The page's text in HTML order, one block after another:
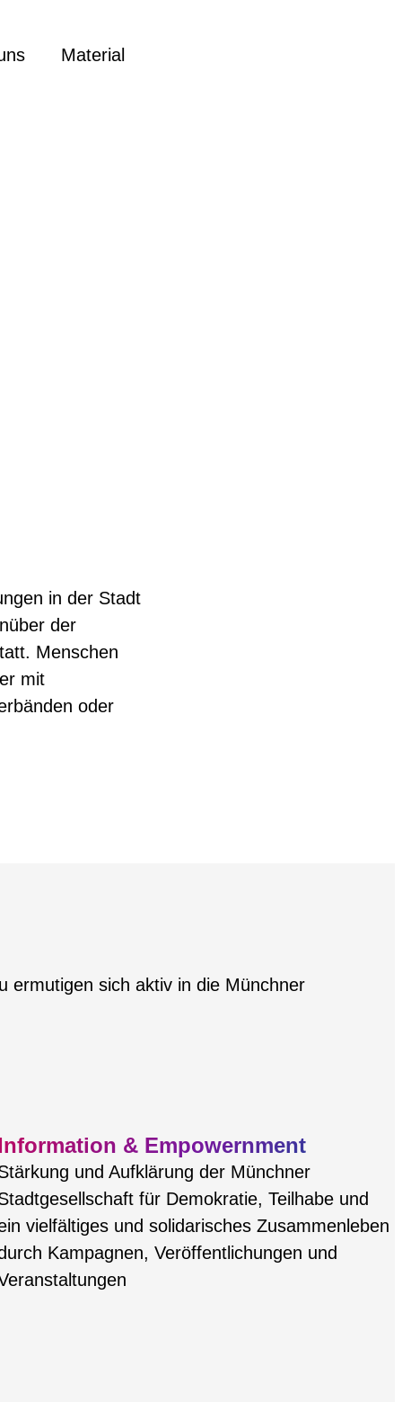
Material
in der Stadt
der
Menschen
mit
oder
ermutigen sich aktiv in die Münchner
& Empowernment
und Aufklärung der Münchner
für Demokratie, Teilhabe und
vielfältiges und solidarisches Zusammenleben
Kampagnen, Veröffentlichungen und